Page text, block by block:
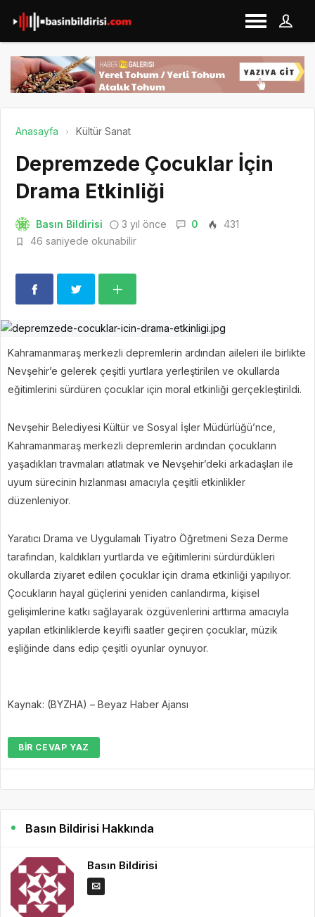
Anasayfa Kültür Sanat
Depremzede Çocuklar İçin
Drama Etkinliği
Basın Bildirisi 3 yıl önce 0
431
46 saniyede okunabilir
Kahramanmaraş merkezli depremlerin ardından aileleri ile birlikte
Nevşehir’e gelerek çeşitli yurtlara yerleştirilen ve okullarda
eğitimlerini sürdüren çocuklar için moral etkinliği gerçekleştirildi.
Nevşehir Belediyesi Kültür ve Sosyal İşler Müdürlüğü’nce,
Kahramanmaraş merkezli depremlerin ardından çocukların
yaşadıkları travmaları atlatmak ve Nevşehir’deki arkadaşları ile
uyum sürecinin hızlanması amacıyla çeşitli etkinlikler
düzenleniyor.
Yaratıcı Drama ve Uygulamalı Tiyatro Öğretmeni Seza Derme
tarafından, kaldıkları yurtlarda ve eğitimlerini sürdürdükleri
okullarda ziyaret edilen çocuklar için drama etkinliği yapılıyor.
Çocukların hayal güçlerini yeniden canlandırma, kişisel
gelişimlerine katkı sağlayarak özgüvenlerini arttırma amacıyla
yapılan etkinliklerde keyifli saatler geçiren çocuklar, müzik
eşliğinde dans edip çeşitli oyunlar oynuyor.
Kaynak: (BYZHA) – Beyaz Haber Ajansı
BIR CEVAP YAZ
Basın Bildirisi Hakkında
Basın Bildirisi